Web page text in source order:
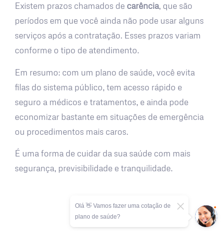
Existem prazos chamados de carência, que são
períodos em que você ainda não pode usar alguns
serviços após a contratação. Esses prazos variam
conforme o tipo de atendimento.
Em resumo: com um plano de saúde, você evita
filas do sistema público, tem acesso rápido e
seguro a médicos e tratamentos, e ainda pode
economizar bastante em situações de emergência
ou procedimentos mais caros.
É uma forma de cuidar da sua saúde com mais
segurança, previsibilidade e tranquilidade.
Olá 👋 Vamos fazer uma cotação de
plano de saúde?